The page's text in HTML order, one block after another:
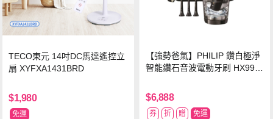
TECO東元 14吋DC馬達遙控立
扇 XYFXA1431BRD
$1,980
免運
【強勢爸氣】PHILIP 鑽白極淨
智能鑽石音波電動牙刷 HX992
$6,888
券 折 贈 免運